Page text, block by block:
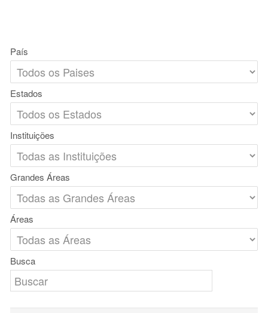
País
Estados
Instituições
Grandes Áreas
Áreas
Busca